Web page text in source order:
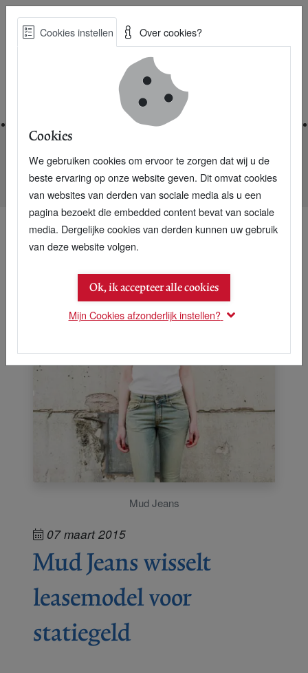
Skip
Best Practices voor een duurzame toekomst
Nieuwsarchief
Mud Jeans wisselt leasemodel voor statiegeld
Mud Jeans
07 maart 2015
Mud Jeans wisselt
leasemodel voor
statiegeld
Cookies instellen Over cookies?
Cookies
We gebruiken cookies om ervoor te zorgen dat wij u de
beste ervaring op onze website geven. Dit omvat cookies
van websites van derden van sociale media als u een
pagina bezoekt die embedded content bevat van sociale
media. Dergelijke cookies van derden kunnen uw gebruik
van deze website volgen.
Ok, ik accepteer alle cookies
Mijn Cookies afzonderlijk instellen?